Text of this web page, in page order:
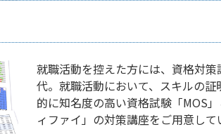
就職活動を控えた方には、資格対
代。就職活動において、スキルの
的に知名度の高い資格試験「MOS
ィファイ」の対策講座をご用意して